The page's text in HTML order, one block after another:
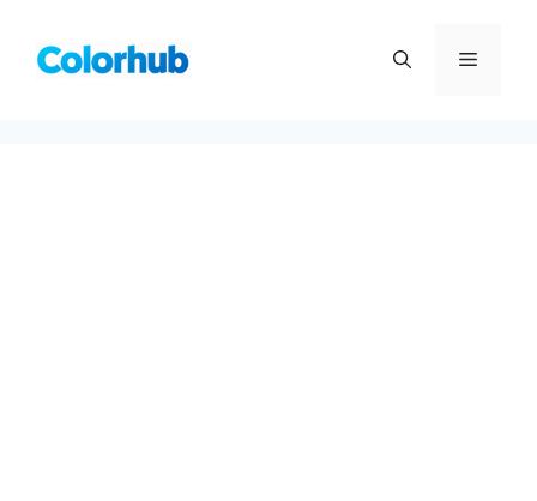
메